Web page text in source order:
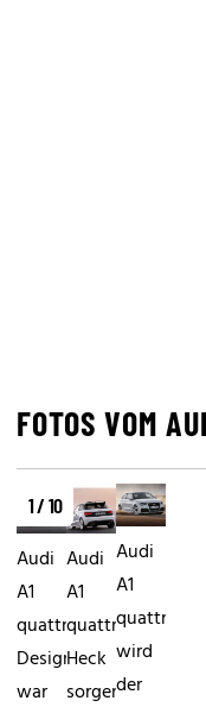
FOTOS VOM
1 / 10
Audi
A1
quattroBeim
Design
war
Audi
A1
quattroAm
Heck
sorgen
Audi
A1
wird
der